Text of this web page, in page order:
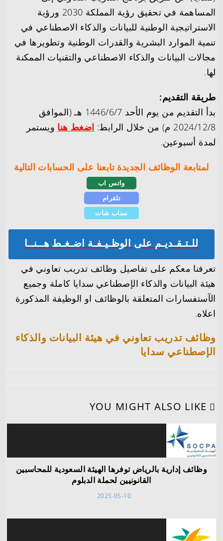
المساهمة في تحقيق رؤية المملكة 2030 ورؤية
الاستراتيجية الوطنية للبيانات والذكاء الاصطناعي في
تنمية الموارد البشرية والقدرات الوطنية وتطويرها في
مجالات البيانات والذكاء الاصطناعي والتقنيات الممكنة
لها.
طريقة التقديم:
بدأ التقديم من يوم الأحد 1446/6/7 هـ (الموافق
2024/12/8 م) من خلال الرابط:
اضغط هنا ويستمر
لمدة أسبوعين.
لمتابعة الوظائف الجديدة تابعنا على الحسابات التالية
واتس اب
تلقرام
سناب شات
للـتـقـديـم على الوظـيـفـة اضـغـط هــنــا
تعرفنا معكم على تفاصيل وظائف تدريب تعاوني في
هيئة البيانات والذكاء الإصطناعي سدايا كاملة وجميع
الآستفسارات المتعلقة بالوظائف او الوظيفة المذكورة
اعلاه.
وظائف تدريب تعاوني في هيئة البيانات والذكاء
الإصطناعي سدايا
YOU MIGHT ALSO LIKE
وظائف إدارية بالرياض توفرها الهيئة السعودية للمحاسبين
القانونيين لحملة الدبلوم
2025-05-10